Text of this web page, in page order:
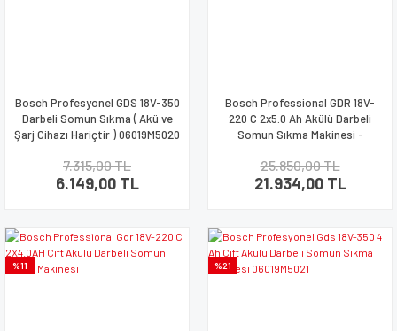
Bosch Profesyonel GDS 18V-350
Darbeli Somun Sıkma ( Akü ve
Şarj Cihazı Hariçtir ) 06019M5020
7.315,00 TL
6.149,00 TL
Bosch Professional GDR 18V-
220 C 2x5.0 Ah Akülü Darbeli
Somun Sıkma Makinesi -
25.850,00 TL
21.934,00 TL
%11 %21